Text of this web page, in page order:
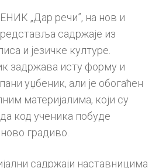
„Дар речи”, на нов и
садржаје из
и језичке културе.
задржава исту форму и
уџбеник, али је обогаћен
материјалима, који су
код ученика побуде
градиво.
садржаји наставницима